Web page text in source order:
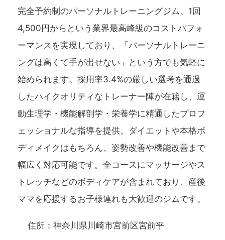
完全予約制のパーソナルトレーニングジム。1回
4,500円からという業界最高峰級のコストパフォ
ーマンスを実現しており、「パーソナルトレーニ
ングは高くて手が出せない」という方でも気軽に
始められます。採用率3.4%の厳しい選考を通過
したハイクオリティなトレーナー陣が在籍し、運
動生理学・機能解剖学・栄養学に精通したプロフ
ェッショナルな指導を提供。ダイエットや本格ボ
ディメイクはもちろん、姿勢改善や機能改善まで
幅広く対応可能です。全コースにマッサージやス
トレッチなどのボディケアが含まれており、産後
ママを応援するお子様連れも大歓迎のジムです。
住所：神奈川県川崎市宮前区宮前平